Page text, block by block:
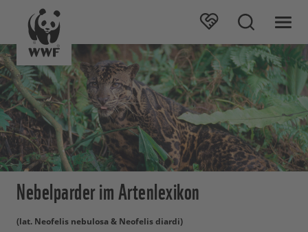
Nebelparder im Artenlexikon
(lat. Neofelis nebulosa & Neofelis diardi)